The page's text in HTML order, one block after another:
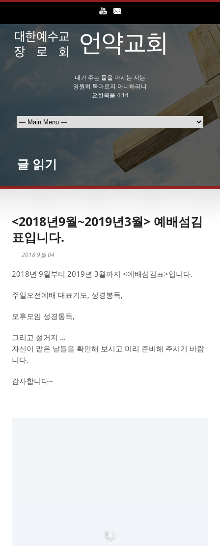
내가 주는 물을 마시는 자는
영원히 목마르지 아니하리니
요한복음 4:14
글 읽기
<2018년9월~2019년3월> 예배섬김
표입니다.
2018 9월 04
2018년 9월부터 2019년 3월까지 <예배섬김표>입니다.
주일오전예배 대표기도, 성경봉독,
오후모임 성경통독,
그리고 설거지 …
자신이 맡은 날들을 확인해 보시고 미리 준비해 주시기 바랍
니다.
감사합니다~